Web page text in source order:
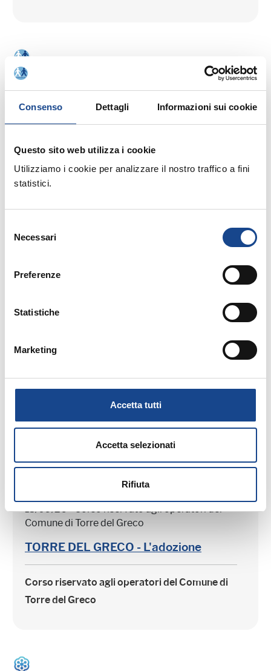
Consenso Dettagli Informazioni sui cookie
Questo sito web utilizza i cookie
Utilizziamo i cookie per analizzare il nostro traffico a fini
statistici.
delNecessari
Preferenze
Statistiche
Marketing
Accetta tutti
Accetta selezionati
Rifiuta
03/09/26 - Seminario di aggiornamento
professionale
La cittadinanza italiana dopo la legge
74/2025
Comune di Torre del Greco
divorzio
Corso riservato agli operatori del Comune di
15/09/26 - Corso riservato agli operatori del
Comune di Torre del Greco
TORRE DEL GRECO - L'adozione
Corso riservato agli operatori del Comune di
Torre del Greco